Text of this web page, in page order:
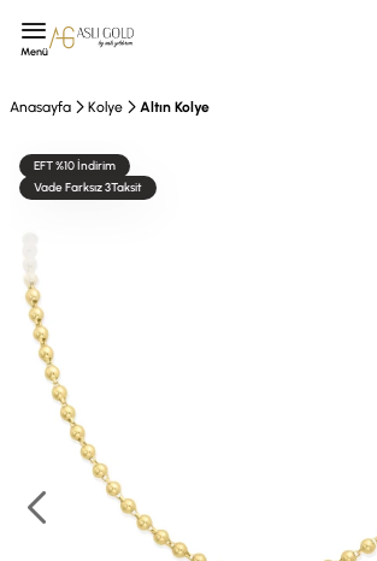
Menü
Anasayfa Kolye Altın Kolye
EFT %10 İndirim
Vade Farksız 3Taksit